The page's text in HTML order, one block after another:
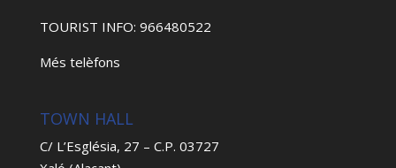
TOURIST INFO: 966480522
Més telèfons
TOWN HALL
C/ L’Església, 27 – C.P. 03727